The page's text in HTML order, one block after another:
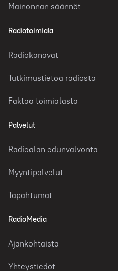
Mainonnan säännöt
Radiotoimiala
Radiokanavat
Tutkimustietoa radiosta
Faktaa toimialasta
Palvelut
Radioalan edunvalvonta
Myyntipalvelut
Tapahtumat
RadioMedia
Ajankohtaista
Yhteystiedot